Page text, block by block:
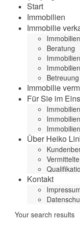
Start
Immobilien
Immobilie
Beratung
Betreuung
Immobilie
Für Sie im
Über Heiko
Kontakt
Your search results